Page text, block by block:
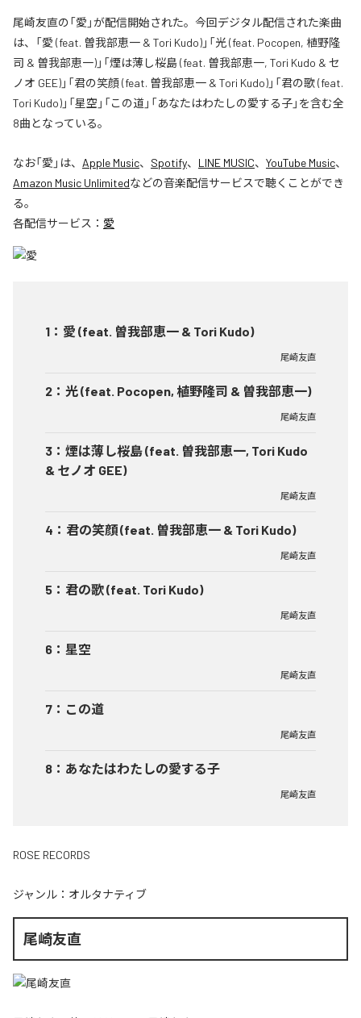
尾崎友直の「愛」が配信開始された。今回デジタル配信された楽曲
は、「愛 (feat. 曽我部恵一 & Tori Kudo)」「光 (feat. Pocopen, 植野隆
司 & 曽我部恵一)」「煙は薄し桜島 (feat. 曽我部恵一, Tori Kudo & セ
ノオ GEE)」「君の笑顔 (feat. 曽我部恵一 & Tori Kudo)」「君の歌 (feat.
Tori Kudo)」「星空」「この道」「あなたはわたしの愛する子」を含む全
8曲となっている。
なお「愛 」は、 Apple Music、 Spotify、 LINE MUSIC、 YouTube Music、
Amazon Music Unlimitedなどの音楽配信サービスで聴くことができ
る。
各配信サービス： 愛
1 ： 愛 (feat. 曽我部恵一 & Tori Kudo)
尾崎友直
2 ： 光 (feat. Pocopen, 植野隆司 & 曽我部恵一)
尾崎友直
3 ： 煙は薄し桜島 (feat. 曽我部恵一, Tori Kudo
& セノオ GEE)
尾崎友直
4 ： 君の笑顔 (feat. 曽我部恵一 & Tori Kudo)
尾崎友直
5 ： 君の歌 (feat. Tori Kudo)
尾崎友直
6 ： 星空
尾崎友直
7 ： この道
尾崎友直
8 ： あなたはわたしの愛する子
尾崎友直
ROSE RECORDS
ジャンル： オルタナティブ
尾崎友直